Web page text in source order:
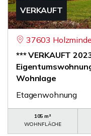
VERKAUFT
37603
*** VERKAUFT
Wohnlage
Etagenwohnung
105 m²
WOHNFLÄCHE